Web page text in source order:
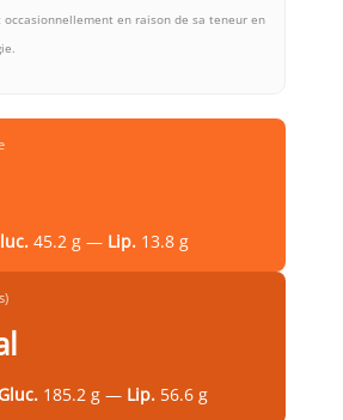
occasionnellement en raison de sa teneur en
45.2 g — Lip. 13.8 g
185.2 g — Lip. 56.6 g